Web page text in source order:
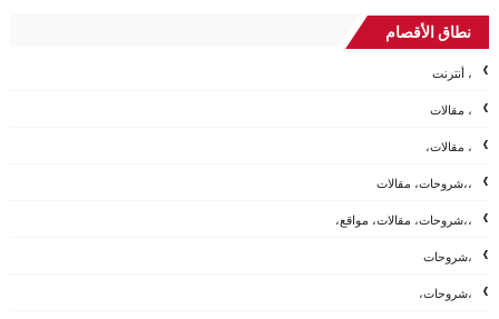
نطاق الأقصام
، أنترنت
، مقالات
، مقالات،
،،شروحات، مقالات
،،شروحات، مقالات، مواقع،
،شروحات
،شروحات،